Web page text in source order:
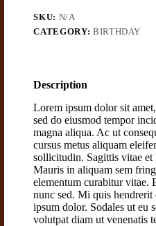
SKU: N/A
CATEGORY: BIRTHDAY
Description
Lorem ipsum dolor sit
sed do eiusmod tempor
magna aliqua. Ac ut
cursus metus aliquam
sollicitudin. Sagittis vitae et
Mauris in aliquam sem
elementum curabitur vitae.
nunc sed. Mi quis hendrerit
ipsum dolor. Sodales ut eu
volutpat diam ut venenatis